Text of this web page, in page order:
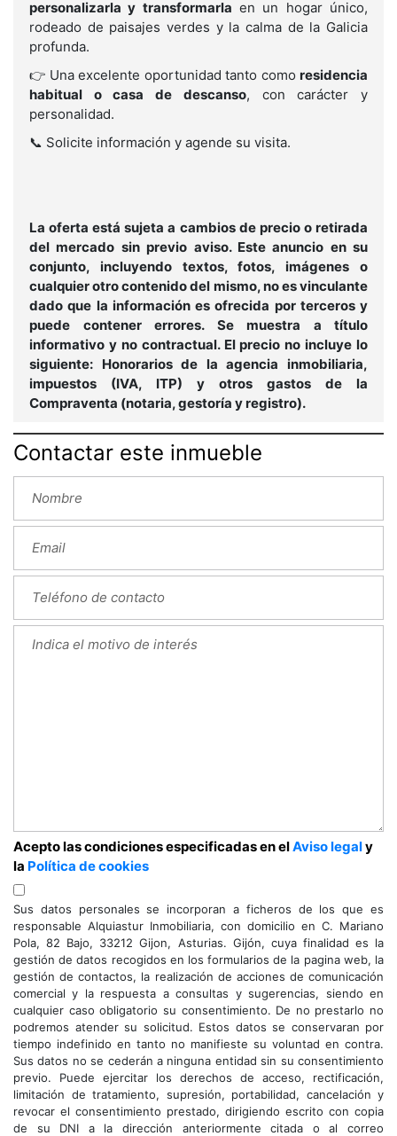
personalizarla y transformarla en un hogar único,
rodeado de paisajes verdes y la calma de la Galicia
profunda.
👉 Una excelente oportunidad tanto como residencia
habitual o casa de descanso, con carácter y
personalidad.
📞 Solicite información y agende su visita.
La oferta está sujeta a cambios de precio o retirada
del mercado sin previo aviso. Este anuncio en su
conjunto, incluyendo textos, fotos, imágenes o
cualquier otro contenido del mismo, no es vinculante
dado que la información es ofrecida por terceros y
puede contener errores. Se muestra a título
informativo y no contractual. El precio no incluye lo
siguiente: Honorarios de la agencia inmobiliaria,
impuestos (IVA, ITP) y otros gastos de la
Compraventa (notaria, gestoría y registro).
Contactar este inmueble
Acepto las condiciones especificadas en elAviso legaly
la Política de cookies
Sus datos personales se incorporan a ficheros de los que es
responsable Alquiastur Inmobiliaria, con domicilio en C. Mariano
Pola, 82 Bajo, 33212 Gijon, Asturias. Gijón, cuya finalidad es la
gestión de datos recogidos en los formularios de la pagina web, la
gestión de contactos, la realización de acciones de comunicación
comercial y la respuesta a consultas y sugerencias, siendo en
cualquier caso obligatorio su consentimiento. De no prestarlo no
podremos atender su solicitud. Estos datos se conservaran por
tiempo indefinido en tanto no manifieste su voluntad en contra.
Sus datos no se cederán a ninguna entidad sin su consentimiento
previo. Puede ejercitar los derechos de acceso, rectificación,
limitación de tratamiento, supresión, portabilidad, cancelación y
revocar el consentimiento prestado, dirigiendo escrito con copia
de su DNI a la dirección anteriormente citada o al correo